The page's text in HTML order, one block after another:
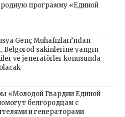
программу «Единой
Genç Muhafızları’ndan
Belgorod sakinlerine yangın
ve jeneratörler konusunda
«Молодой Гвардии Единой
белгородцам с
и генераторами